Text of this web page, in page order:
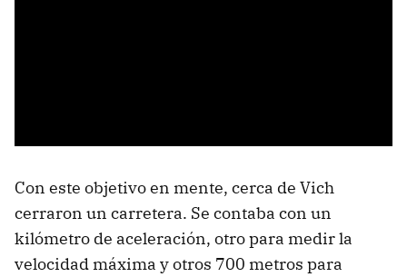
Con este objetivo en mente, cerca de Vich
cerraron un carretera. Se contaba con un
kilómetro de aceleración, otro para medir la
velocidad máxima y otros 700 metros para